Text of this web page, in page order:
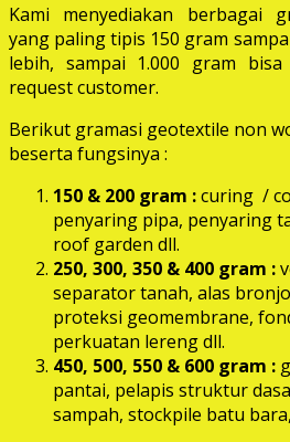
Kami menyediakan berbagai
yang paling tipis 150 gram
lebih, sampai 1.000 gram
request customer.
Berikut gramasi geotextile non
beserta fungsinya :
150 & 200 gram :curing /
penyaring pipa, penyaring
roof garden dll.
250, 300, 350 & 400 gram :
separator tanah, alas
proteksi geomembrane,
perkuatan lereng dll.
450, 500, 550 & 600 gram :
pantai, pelapis struktur
sampah, stockpile batu